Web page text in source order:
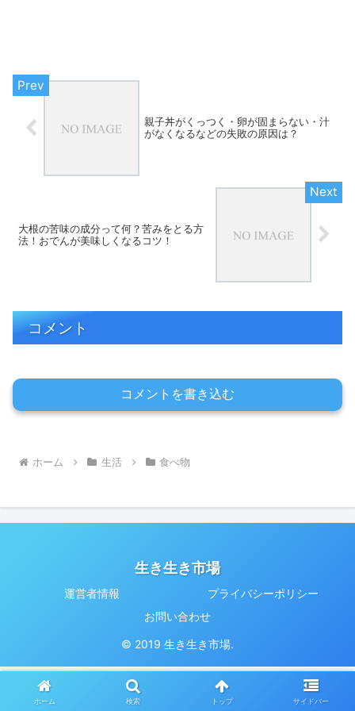
親子丼がくっつく・卵が固まらない・汁
がなくなるなどの失敗の原因は？
大根の苦味の成分って何？苦みをとる方
法！おでんが美味しくなるコツ！
コメント
コメントを書き込む
ホーム 生活 食べ物
生き生き市場
運営者情報
プライバシーポリシー
お問い合わせ
© 2019 生き生き市場.
ホーム 検索 トップ サイドバー